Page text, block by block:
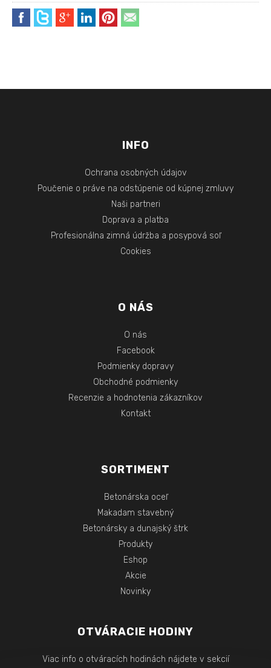
INFO
Ochrana osobných údajov
Poučenie o práve na odstúpenie od kúpnej zmluvy
Naši partneri
Doprava a platba
Profesionálna zimná údržba a posypová soľ
Cookies
O NÁS
O nás
Facebook
Podmienky dopravy
Obchodné podmienky
Recenzie a hodnotenia zákazníkov
Kontakt
SORTIMENT
Betonárska oceľ
Makadam stavebný
Betonársky a dunajský štrk
Produkty
Eshop
Akcie
Novinky
OTVÁRACIE HODINY
Viac info o otváracích hodinách nájdete v sekcií